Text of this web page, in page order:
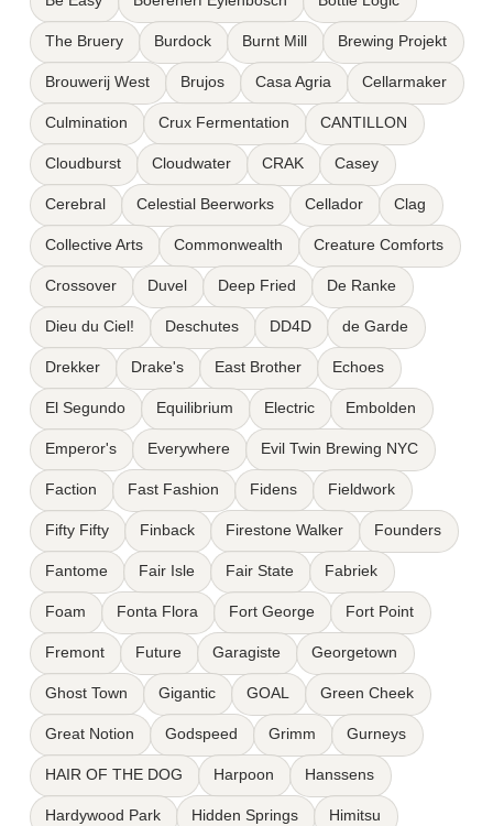
The Bruery Burdock Burnt Mill Brewing Projekt
Brouwerij West Brujos Casa Agria Cellarmaker
Culmination Crux Fermentation CANTILLON
Cloudburst Cloudwater CRAK Casey
Cerebral Celestial Beerworks Cellador Clag
Collective Arts Commonwealth Creature Comforts
Crossover Duvel Deep Fried De Ranke
Dieu du Ciel! Deschutes DD4D de Garde
Drekker Drake's East Brother Echoes
El Segundo Equilibrium Electric Embolden
Emperor's Everywhere Evil Twin Brewing NYC
Faction Fast Fashion Fidens Fieldwork
Fifty Fifty Finback Firestone Walker Founders
Fantome Fair Isle Fair State Fabriek
Foam Fonta Flora Fort George Fort Point
Fremont Future Garagiste Georgetown
Ghost Town Gigantic GOAL Green Cheek
Great Notion Godspeed Grimm Gurneys
HAIR OF THE DOG Harpoon Hanssens
Hardywood Park Hidden Springs Himitsu